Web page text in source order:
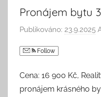
Pronájem bytu
Publikováno: 23.9.2025
Follow
Cena: 16 900 Kč,
pronájem krásného